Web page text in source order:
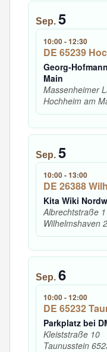
Sep. 5
10:00-12:30
DE 65239
Georg-
Main
Massenheimer
Hochheim am
Sep. 5
10:00-13:00
DE 26388
Kita Wiki
Albrechtstraße 1
Wilhelmshaven
Sep. 6
10:00-12:00
DE 65232
Parkplatz bei
Kleiststraße 10
Taunusstein